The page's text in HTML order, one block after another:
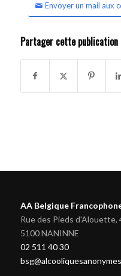
Envoyer un mail aux
Partager cette publication
AA Belgique
Rue des Pieds d'Alouette,
5100 NANINNE
02 511 40 30